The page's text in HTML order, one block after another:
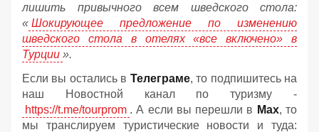
лишить привычного всем шведского стола:
« Шокирующее предложение по изменению
шведского стола в отелях «все включено» в
Турции ».
Если вы остались в Телеграме, то подпишитесь на
наш Новостной канал по туризму -
https://t.me/tourprom . А если вы перешли в Мах, то
мы транслируем туристические новости и туда: